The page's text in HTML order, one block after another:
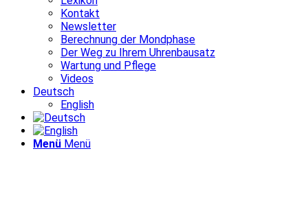
Kontakt
Newsletter
Berechnung der Mondphase
Der Weg zu Ihrem Uhrenbausatz
Wartung und Pflege
Videos
Deutsch
English
Menü Menü